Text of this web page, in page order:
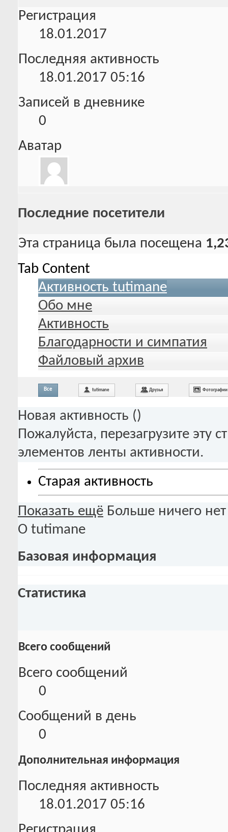
Регистрация
18.01.2017
Последняя активность
18.01.2017 05:16
Записей в дневнике
0
Аватар
Последние посетители
Эта страница была посещена
Tab Content
Активность tutimane
Обо мне
Активность
Благодарности и симпатия
Файловый архив
Все tutimane Друзья Фотографии
Новая активность ()
Пожалуйста, перезагрузите эту
элементов ленты активности.
Старая активность
Показать ещё Больше ничего нет
О tutimane
Базовая информация
Статистика
Всего сообщений
Всего сообщений
0
Сообщений в день
0
Дополнительная информация
Последняя активность
18.01.2017 05:16